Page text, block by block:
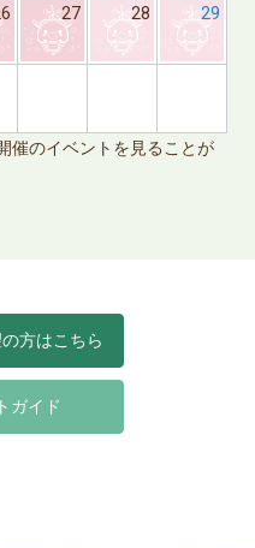
27 28 29
催のイベントを見ることが
方はこちら
ガイド